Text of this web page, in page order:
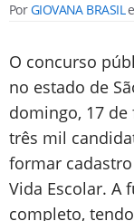
PorGIOVANA BRASIL
O concurso
no estado de
domingo, 17
três mil
formar
Vida Escolar. A
completo,